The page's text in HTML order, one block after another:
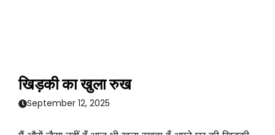
खिड़की का खुला रुख
September 12, 2025